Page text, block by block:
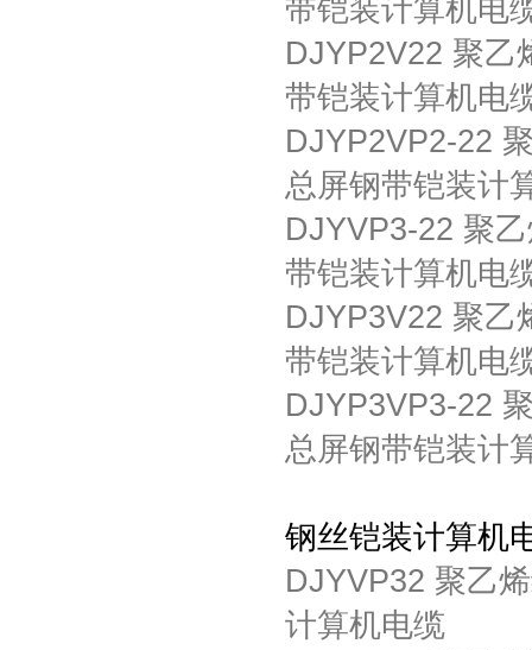
带铠装计算机电
DJYP2V22 聚乙
带铠装计算机电
DJYP2VP2-22
总屏钢带铠装计
DJYVP3-22 聚
带铠装计算机电
DJYP3V22 聚乙
带铠装计算机电
DJYP3VP3-22
总屏钢带铠装计
钢丝铠装计算机
DJYVP32 聚乙
计算机电缆